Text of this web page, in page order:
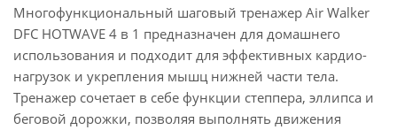
Многофункциональный шаговый тренажер Air Walker
DFC HOTWAVE 4 в 1 предназначен для домашнего
использования и подходит для эффективных кардио-
нагрузок и укрепления мышц нижней части тела.
Тренажер сочетает в себе функции степпера, эллипса и
беговой дорожки, позволяя выполнять движения